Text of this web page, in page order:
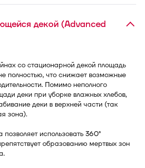
декой (Advanced
со стационарной декой площадь
полностью, что снижает возможные
Помимо неполного
деки при уборке влажных хлебов,
деки в верхней части (так
зона).
использовать 360°
образованию мертвых зон